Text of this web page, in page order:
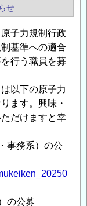
せ
子力規制行政
基準への適合
行う職員を募
以下の原子力
ます。興味・
だけますと幸
事務系）の公
の公募